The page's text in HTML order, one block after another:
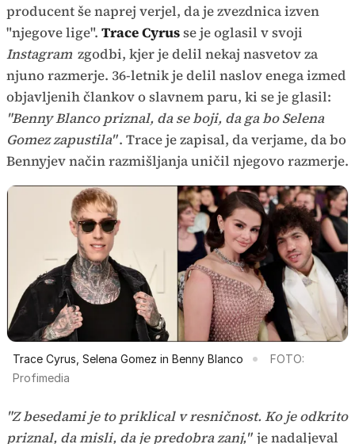
producent še naprej verjel, da je zvezdnica izven
"njegove lige". Trace Cyrusse je oglasil v svoji
Instagram zgodbi, kjer je delil nekaj nasvetov za
njuno razmerje. 36-letnik je delil naslov enega izmed
objavljenih člankov o slavnem paru, ki se je glasil:
"Benny Blanco priznal, da se boji, da ga bo Selena
Gomez zapustila". Trace je zapisal, da verjame, da bo
Bennyjev način razmišljanja uničil njegovo razmerje.
Trace Cyrus, Selena Gomez in Benny Blanco
FOTO:
Profimedia
"Z besedami je to priklical v resničnost. Ko je odkrito
priznal, da misli, da je predobra zanj," je nadaljeval